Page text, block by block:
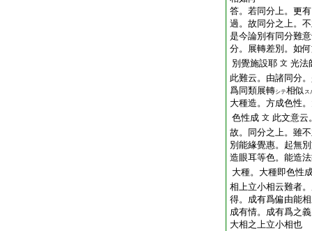
答。若同分上。更
過。故同分之上。
是今論別有同分難
分。展轉差別。如
別覺施設耶 文 光法
此難云。由諸同分
爲同類展轉シテ相似 ス
大種造。方成色性
色性成 文 此文意云
故。同分之上。雖
別能緣覺惠。起無
造眼耳等色。能造
大種。大種即色性
相上立小相云難者
得。成有爲偏由能
成有情。成有爲之
大相之上立小相也